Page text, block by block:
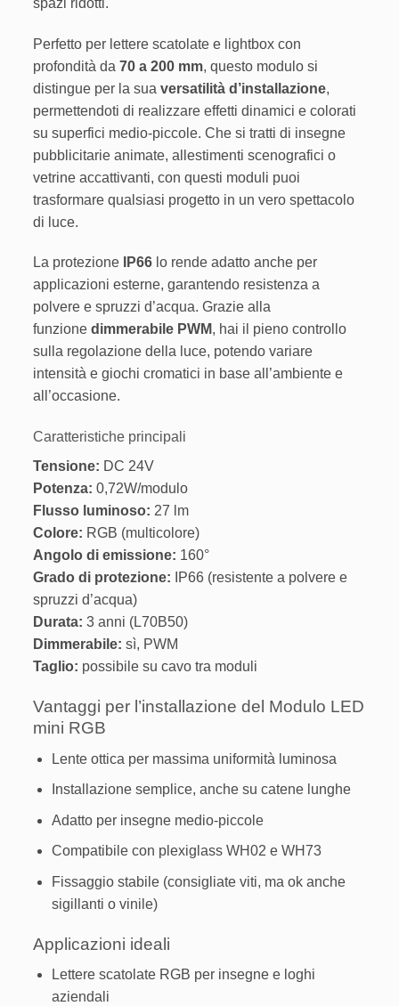
Perfetto per lettere scatolate e lightbox con
profondità da70 a 200 mm, questo modulo si
distingue per la suaversatilità d’installazione,
permettendoti di realizzare effetti dinamici e colorati
su superfici medio-piccole. Che si tratti di insegne
pubblicitarie animate, allestimenti scenografici o
vetrine accattivanti, con questi moduli puoi
trasformare qualsiasi progetto in un vero spettacolo
di luce.
La protezione IP66 lo rende adatto anche per
applicazioni esterne, garantendo resistenza a
polvere e spruzzi d’acqua. Grazie alla
funzionedimmerabile PWM, hai il pieno controllo
sulla regolazione della luce, potendo variare
intensità e giochi cromatici in base all’ambiente e
all’occasione.
Caratteristiche principali
Tensione: DC 24V
Potenza: 0,72W/modulo
Flusso luminoso: 27 lm
Colore: RGB (multicolore)
Angolo di emissione: 160°
Grado di protezione: IP66 (resistente a polvere e
spruzzi d’acqua)
Durata: 3 anni (L70B50)
Dimmerabile: sì, PWM
Taglio: possibile su cavo tra moduli
Vantaggi per l’installazione del Modulo LED
mini RGB
Lente ottica per massima uniformità luminosa
Installazione semplice, anche su catene lunghe
Adatto per insegne medio-piccole
Compatibile con plexiglass WH02 e WH73
Fissaggio stabile (consigliate viti, ma ok anche
sigillanti o vinile)
Applicazioni ideali
Lettere scatolate RGB per insegne e loghi
aziendali